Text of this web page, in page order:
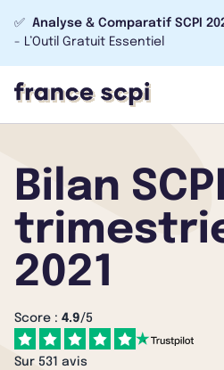
✅ Analyse & Comparatif SCPI
- L’Outil Gratuit Essentiel
Bilan SCPI
2021
Score : 4.9/5
Sur 531 avis